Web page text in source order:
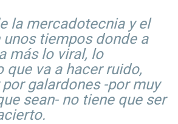
la mercadotecnia y el
tiempos donde a
más lo viral, lo
que va a hacer ruido,
galardones -por muy
sean- no tiene que ser